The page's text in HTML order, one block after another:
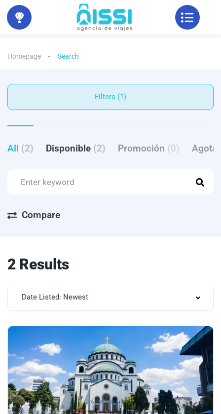
Homepage Search
Filters (1)
All (2) Disponible (2) Promoción (0)
Compare
2 Results
Date Listed: Newest